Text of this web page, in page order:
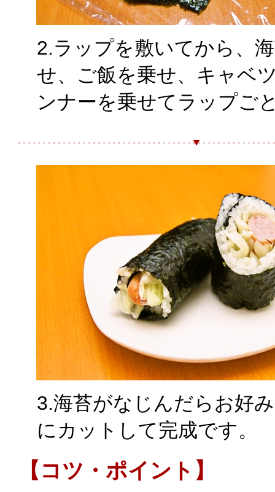
2.ラップを敷いてから、
せ、ご飯を乗せ、キャベ
ンナーを乗せてラップご
3.海苔がなじんだらお好
にカットして完成です。
【コツ・ポイント】